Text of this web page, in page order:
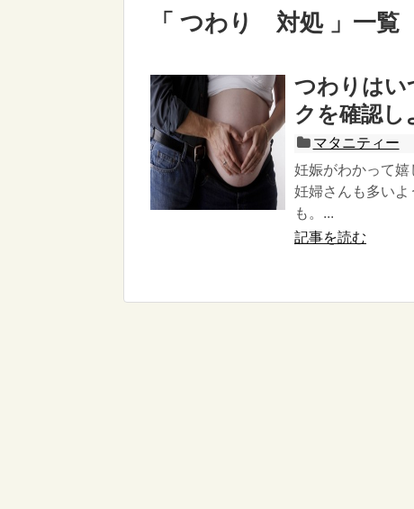
「 つわり 対処 」一覧
つわりはい
クを確認し
マタニティー
妊娠がわかって嬉
妊婦さんも多い
も。...
記事を読む